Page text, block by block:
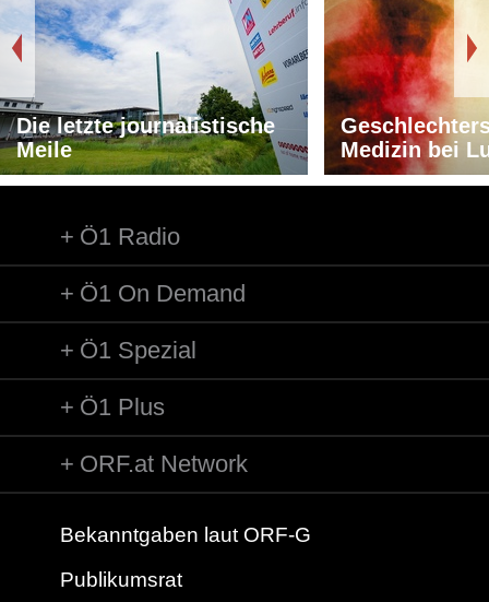
Die letzte journalistische
Meile
Medizin bei
Ö1 Radio
Ö1 On Demand
Ö1 Spezial
Ö1 Plus
ORF.at Network
Bekanntgaben laut ORF-G
Publikumsrat